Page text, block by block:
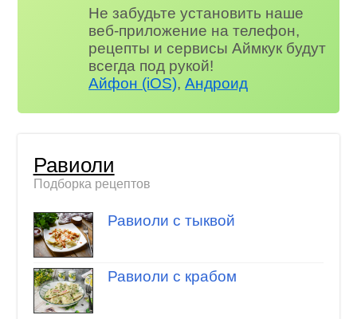
Не забудьте установить наше
веб-приложение на телефон,
рецепты и сервисы Аймкук будут
всегда под рукой!
Айфон (iOS),Андроид
Равиоли
Подборка рецептов
Равиоли с тыквой
Равиоли с крабом